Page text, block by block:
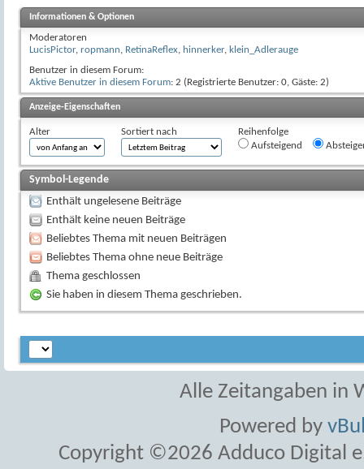
Informationen & Optionen
Moderatoren
LucisPictor, ropmann, RetinaReflex, hinnerker, klein_Adlerauge
Benutzer in diesem Forum:
Aktive Benutzer in diesem Forum: 2 (Registrierte Benutzer: 0, Gäste: 2)
Anzeige-Eigenschaften
Alter Sortiert nach
Reihenfolge
Aufsteigend
Symbol-Legende
Enthält ungelesene Beiträge
Enthält keine neuen Beiträge
Beliebtes Thema mit neuen Beiträgen
Beliebtes Thema ohne neue Beiträge
Thema geschlossen
Sie haben in diesem Thema geschrieben.
Alle Zeitangaben in
Powered by
Copyright ©2026 Adduco Digital